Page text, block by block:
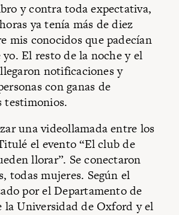
y contra toda expectativa,
ya tenía más de diez
mis conocidos que padecían
El resto de la noche y el
notificaciones y
con ganas de
testimonios.
una videollamada entre los
el evento “El club de
llorar”. Se conectaron
todas mujeres. Según el
por el Departamento de
la Universidad de Oxford y el